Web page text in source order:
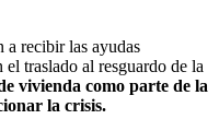
a recibir las ayudas
traslado al resguardo de la
vivienda como parte de la
la crisis.